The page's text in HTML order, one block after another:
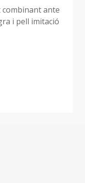
combinant ante
i pell imitació